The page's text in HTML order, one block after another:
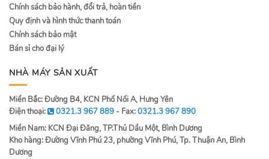
Chính sách bảo hành, đổi trả, hoàn tiền
Quy định và hình thức thanh toán
Chính sách bảo mật
Bán sỉ cho đại lý
NHÀ MÁY SẢN XUẤT
Miền Bắc: Đường B4, KCN Phố Nối A, Hưng Yên
Điện thoại:
0321.3 967 889 - Fax:0321.3 967 890
Miền Nam: KCN Đại Đăng, TP.Thủ Dầu Một, Bình Dương
Kho hàng: Đường Vĩnh Phú 23, phường Vĩnh Phú, Tp. Thuận An, Bình
Dương